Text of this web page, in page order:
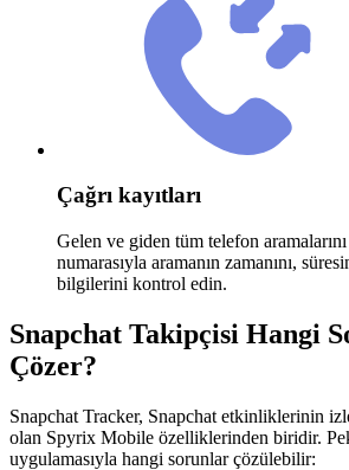
Çağrı kayıtları
Gelen ve giden tüm telefon
numarasıyla aramanın zamanını,
bilgilerini kontrol edin.
Snapchat Takipçisi Hangi
Çözer?
Snapchat Tracker, Snapchat etkinliklerinin
olan Spyrix Mobile özelliklerinden biridir.
uygulamasıyla hangi sorunlar çözülebilir: